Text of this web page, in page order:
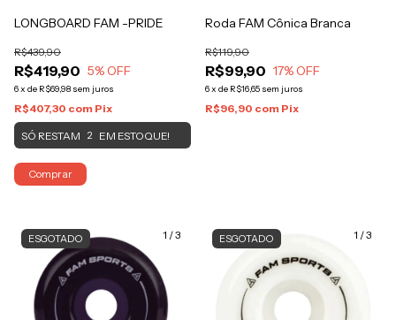
LONGBOARD FAM -PRIDE
R$419,90
R$439,90
5% OFF
6x de R$69,98 sem juros
R$407,30 com Pix
SÓ RESTAM 2 EM ESTOQUE!
Comprar
Roda FAM Cônica Branca
R$99,90
R$119,90
17% OFF
6x de R$16,65 sem juros
R$96,90 com Pix
1 /3
ESGOTADO 1 /3
ESGOTADO